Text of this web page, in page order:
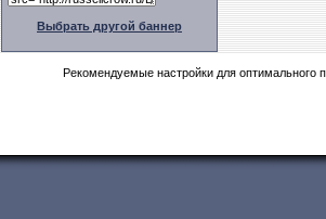
Выбрать другой баннер
Рекомендуемые настройки для оптимального